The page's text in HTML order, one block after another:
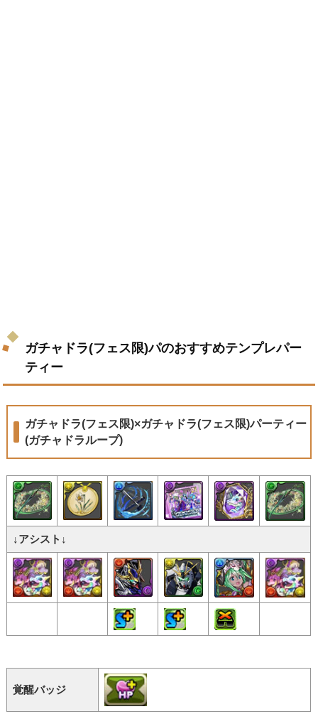
ガチャドラ(フェス限)パのおすすめテンプレパー
ティー
ガチャドラ(フェス限)×ガチャドラ(フェス限)パーティー
(ガチャドラループ)
↓アシスト↓
覚醒バッジ